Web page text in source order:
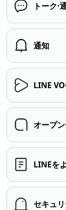
トーク⋅
通知
LINE
オープ
LINEを
セキュ